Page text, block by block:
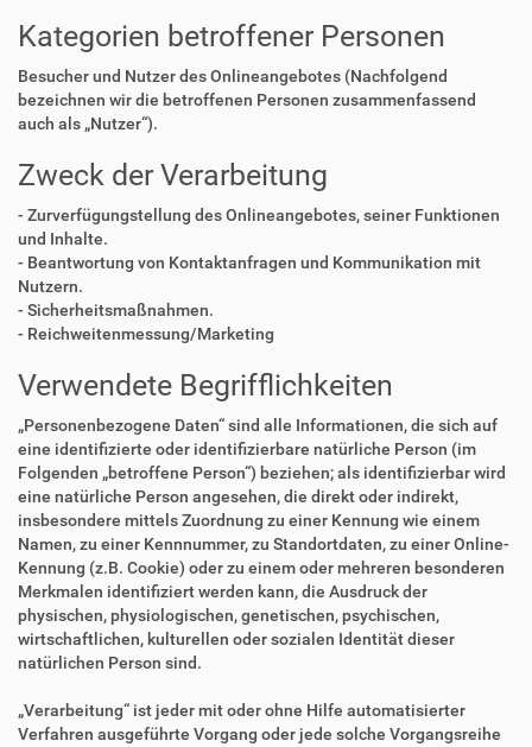
Kategorien betroffener Personen
Besucher und Nutzer des Onlineangebotes (Nachfolgend
bezeichnen wir die betroffenen Personen zusammenfassend
auch als „Nutzer“).
Zweck der Verarbeitung
- Zurverfügungstellung des Onlineangebotes, seiner Funktionen
und Inhalte.
- Beantwortung von Kontaktanfragen und Kommunikation mit
Nutzern.
- Sicherheitsmaßnahmen.
- Reichweitenmessung/Marketing
Verwendete Begrifflichkeiten
„Personenbezogene Daten“ sind alle Informationen, die sich auf
eine identifizierte oder identifizierbare natürliche Person (im
Folgenden „betroffene Person“) beziehen; als identifizierbar wird
eine natürliche Person angesehen, die direkt oder indirekt,
insbesondere mittels Zuordnung zu einer Kennung wie einem
Namen, zu einer Kennnummer, zu Standortdaten, zu einer Online-
Kennung (z.B. Cookie) oder zu einem oder mehreren besonderen
Merkmalen identifiziert werden kann, die Ausdruck der
physischen, physiologischen, genetischen, psychischen,
wirtschaftlichen, kulturellen oder sozialen Identität dieser
natürlichen Person sind.
„Verarbeitung“ ist jeder mit oder ohne Hilfe automatisierter
Verfahren ausgeführte Vorgang oder jede solche Vorgangsreihe